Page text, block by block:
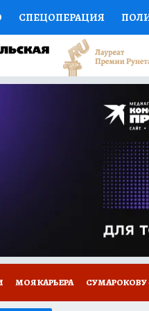
СПЕЦОПЕРАЦИЯ
НАУКА АФИША
ДОКТОР
ПРОГНОЗЫ НА СПОРТ
НОВОЕ
МОЯ КАРЬЕРА СУМАРОКОВУ